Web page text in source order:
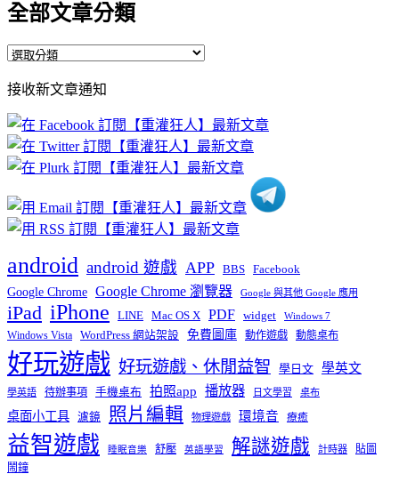
全部文章分類
全
文
章
分
類
接收新文章通知
android android 遊戲 APP BBS Facebook
Google Chrome Google Chrome 瀏覽器 Google 與其他 Google 應用
iPad iPhone LINE Mac OS X PDF widget Windows 7
Windows Vista WordPress 網站架設 免費圖庫 動作遊戲 動態桌布
好玩遊戲 好玩遊戲、休閒益智 學日文 學英文
學英語 待辦事項 手機桌布 拍照app 播放器 日文學習 桌布
桌面小工具 濾鏡 照片編輯 物理遊戲 環境音 療癒
益智遊戲 睡眠音樂 舒壓 英語學習 解謎遊戲 計時器
貼圖
鬧鐘